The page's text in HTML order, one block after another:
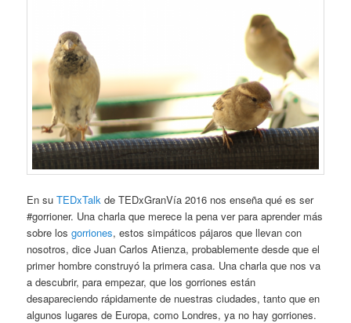
En suTEDxTalk de TEDxGranVía 2016 nos enseña qué es ser
#gorrioner. Una charla que merece la pena ver para aprender más
sobre losgorriones, estos simpáticos pájaros que llevan con
nosotros, dice Juan Carlos Atienza, probablemente desde que el
primer hombre construyó la primera casa. Una charla que nos va
a descubrir, para empezar, que los gorriones están
desapareciendo rápidamente de nuestras ciudades, tanto que en
algunos lugares de Europa, como Londres, ya no hay gorriones.